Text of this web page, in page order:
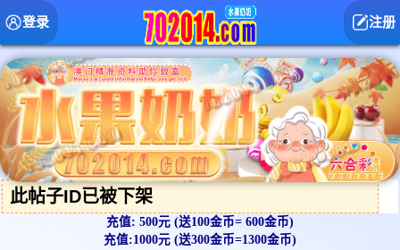
注册
登录
此帖子ID已被下架
充值: 500元 (送100金币= 600金币)
充值:1000元 (送300金币=1300金币)